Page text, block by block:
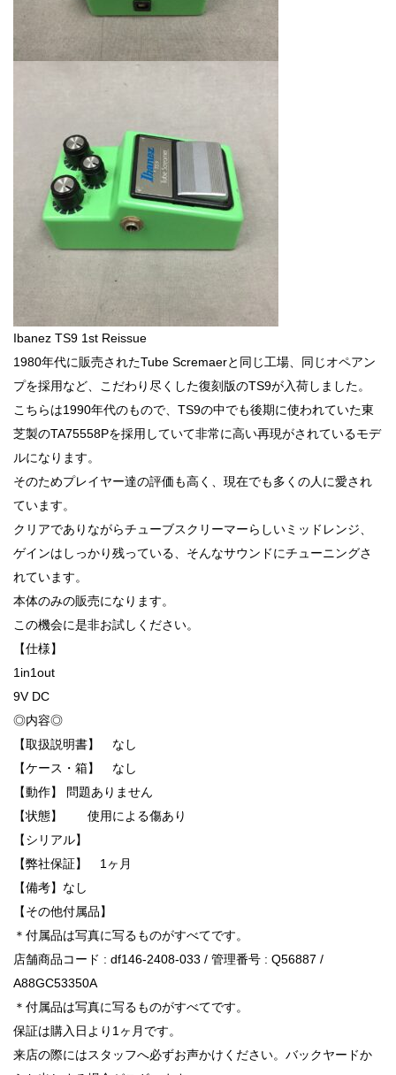
Ibanez TS9 1st Reissue
1980年代に販売されたTube Scremaerと同じ工場、同じオペアン
プを採用など、こだわり尽くした復刻版のTS9が入荷しました。
こちらは1990年代のもので、TS9の中でも後期に使われていた東
芝製のTA75558Pを採用していて非常に高い再現がされているモデ
ルになります。
そのためプレイヤー達の評価も高く、現在でも多くの人に愛され
ています。
クリアでありながらチューブスクリーマーらしいミッドレンジ、
ゲインはしっかり残っている、そんなサウンドにチューニングさ
れています。
本体のみの販売になります。
この機会に是非お試しください。
【仕様】
1in1out
9V DC
◎内容◎
【取扱説明書】 なし
【ケース・箱】 なし
【動作】 問題ありません
【状態】 使用による傷あり
【シリアル】
【弊社保証】 1ヶ月
【備考】なし
【その他付属品】
＊付属品は写真に写るものがすべてです。
店舗商品コード : df146-2408-033 / 管理番号 : Q56887 /
A88GC53350A
＊付属品は写真に写るものがすべてです。
保証は購入日より1ヶ月です。
来店の際にはスタッフへ必ずお声かけください。バックヤードか